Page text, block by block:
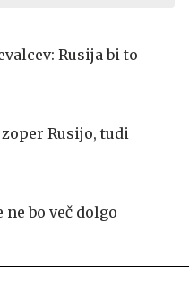
Rusija bi to
Rusijo, tudi
bo več dolgo